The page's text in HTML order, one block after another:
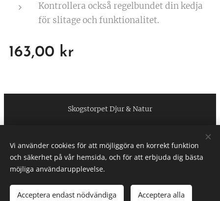
Kontrollera också regelbundet din kedja
för slitage och funktionalitet.
163,00 kr
LÄGG I KUNDVAGNEN
Skogstorpet Djur & Natur
Cookies
Vi använder cookies för att möjliggöra en korrekt funktion
och säkerhet på vår hemsida, och för att erbjuda dig bästa
möjliga användarupplevelse.
Acceptera endast nödvändiga Acceptera alla